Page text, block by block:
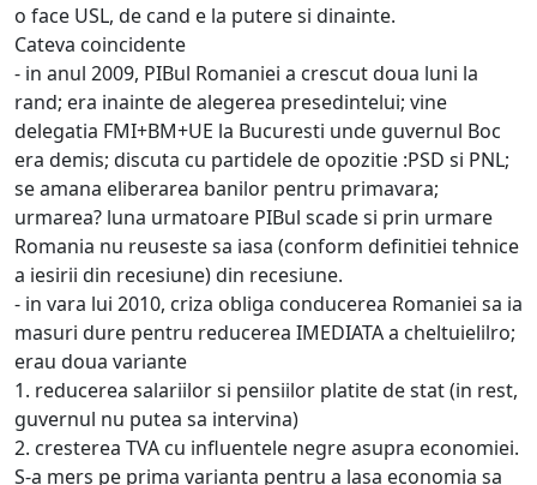
o face USL, de cand e la putere si dinainte.
Cateva coincidente
- in anul 2009, PIBul Romaniei a crescut doua luni la
rand; era inainte de alegerea presedintelui; vine
delegatia FMI+BM+UE la Bucuresti unde guvernul Boc
era demis; discuta cu partidele de opozitie :PSD si PNL;
se amana eliberarea banilor pentru primavara;
urmarea? luna urmatoare PIBul scade si prin urmare
Romania nu reuseste sa iasa (conform definitiei tehnice
a iesirii din recesiune) din recesiune.
- in vara lui 2010, criza obliga conducerea Romaniei sa ia
masuri dure pentru reducerea IMEDIATA a cheltuielilro;
erau doua variante
1. reducerea salariilor si pensiilor platite de stat (in rest,
guvernul nu putea sa intervina)
2. cresterea TVA cu influentele negre asupra economiei.
S-a mers pe prima varianta pentru a lasa economia sa